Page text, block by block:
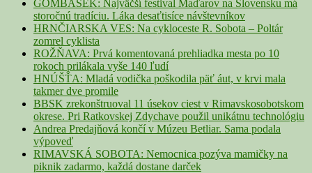
GOMBASEK: Najväčší festival Maďarov na Slovensku má
storočnú tradíciu. Láka desaťtisíce návštevníkov
HRNČIARSKA VES: Na cykloceste R. Sobota – Poltár
zomrel cyklista
ROŽŇAVA: Prvá komentovaná prehliadka mesta po 10
rokoch prilákala vyše 140 ľudí
HNÚŠŤA: Mladá vodička poškodila päť áut, v krvi mala
takmer dve promile
BBSK zrekonštruoval 11 úsekov ciest v Rimavskosobotskom
okrese. Pri Ratkovskej Zdychave použil unikátnu technológiu
Andrea Predajňová končí v Múzeu Betliar. Sama podala
výpoveď
RIMAVSKÁ SOBOTA: Nemocnica pozýva mamičky na
piknik zadarmo, každá dostane darček